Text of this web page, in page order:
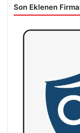
Son Eklenen